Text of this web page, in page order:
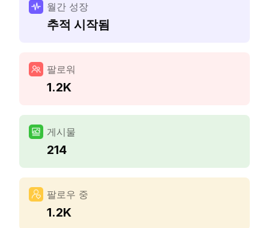
월간 성장
추적 시작됨
팔로워
1.2K
게시물
214
팔로우 중
1.2K